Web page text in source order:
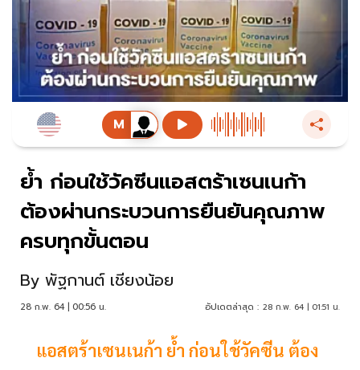
ย้ำ ก่อนใช้วัคซีนแอสตร้าเซนเนก้า
ต้องผ่านกระบวนการยืนยันคุณภาพ
ครบทุกขั้นตอน
By พัฐกานต์ เชียงน้อย
28 ก.พ. 64 | 00:56 น. อัปเดตล่าสุด : 28 ก.พ. 64 | 01:51 น.
แอสตร้าเซนเนก้า ย้ำ ก่อนใช้วัคซีน ต้อง